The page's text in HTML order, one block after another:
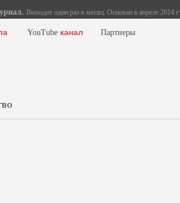
Выходит один раз в месяц. Основан в апреле 2014 г.
YouTube канал Партнеры